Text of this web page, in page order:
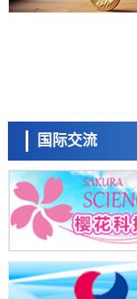
【AI法上篇】如何对“
庆应义塾大学阐明脑
制，有望用于开发阿
劣化抑制机制，为提
科学研究
近畿大学等发现植物
成为新型功能性材料
科学研究
群马大学开发针对难治
子抑制发作
科学研究
九州大学揭示夜间眼压
科学研究
东京都产技研采用新
国际交流
流员
小岩井忠道